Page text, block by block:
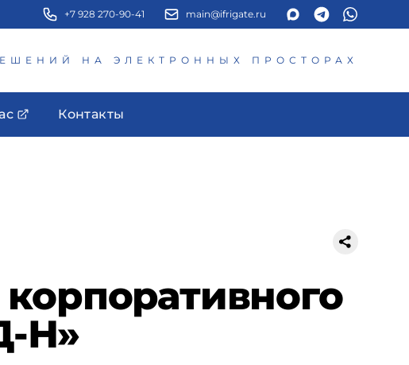
+7 928 270-90-41 main@ifrigate.ru
НА ЭЛЕКТРОННЫХ ПРОСТОРАХ
Контакты
Н»